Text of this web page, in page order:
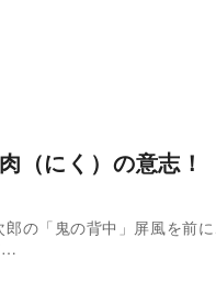
（にく）の意志
の「鬼の背中」屏風を前
…